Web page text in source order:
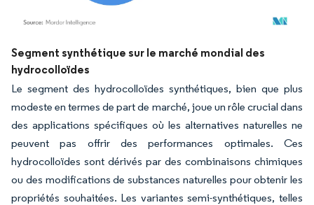
Image © Mordor Intelligence. La réutilisation nécessite une attribution sous CC BY
Segment synthétique sur le marché mondial des
hydrocolloïdes
Le segment des hydrocolloïdes synthétiques, bien que plus
modeste en termes de part de marché, joue un rôle crucial dans
des applications spécifiques où les alternatives naturelles ne
peuvent pas offrir des performances optimales. Ces
hydrocolloïdes sont dérivés par des combinaisons chimiques
ou des modifications de substances naturelles pour obtenir les
propriétés souhaitées. Les variantes semi-synthétiques, telles